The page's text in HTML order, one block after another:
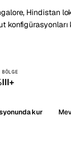
Hindistan
BÖLGE
III+
kur